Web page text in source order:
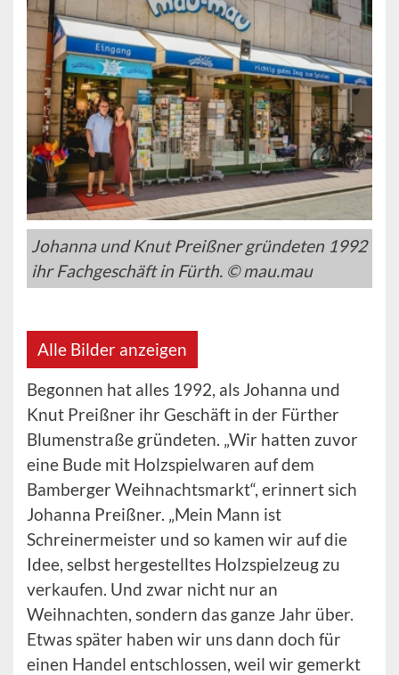
Johanna und Knut Preißner gründeten 1992
ihr Fachgeschäft in Fürth. © mau.mau
Alle Bilder anzeigen
Begonnen hat alles 1992, als Johanna und
Knut Preißner ihr Geschäft in der Fürther
Blumenstraße gründeten. „Wir hatten zuvor
eine Bude mit Holzspielwaren auf dem
Bamberger Weihnachtsmarkt“, erinnert sich
Johanna Preißner. „Mein Mann ist
Schreinermeister und so kamen wir auf die
Idee, selbst hergestelltes Holzspielzeug zu
verkaufen. Und zwar nicht nur an
Weihnachten, sondern das ganze Jahr über.
Etwas später haben wir uns dann doch für
einen Handel entschlossen, weil wir gemerkt